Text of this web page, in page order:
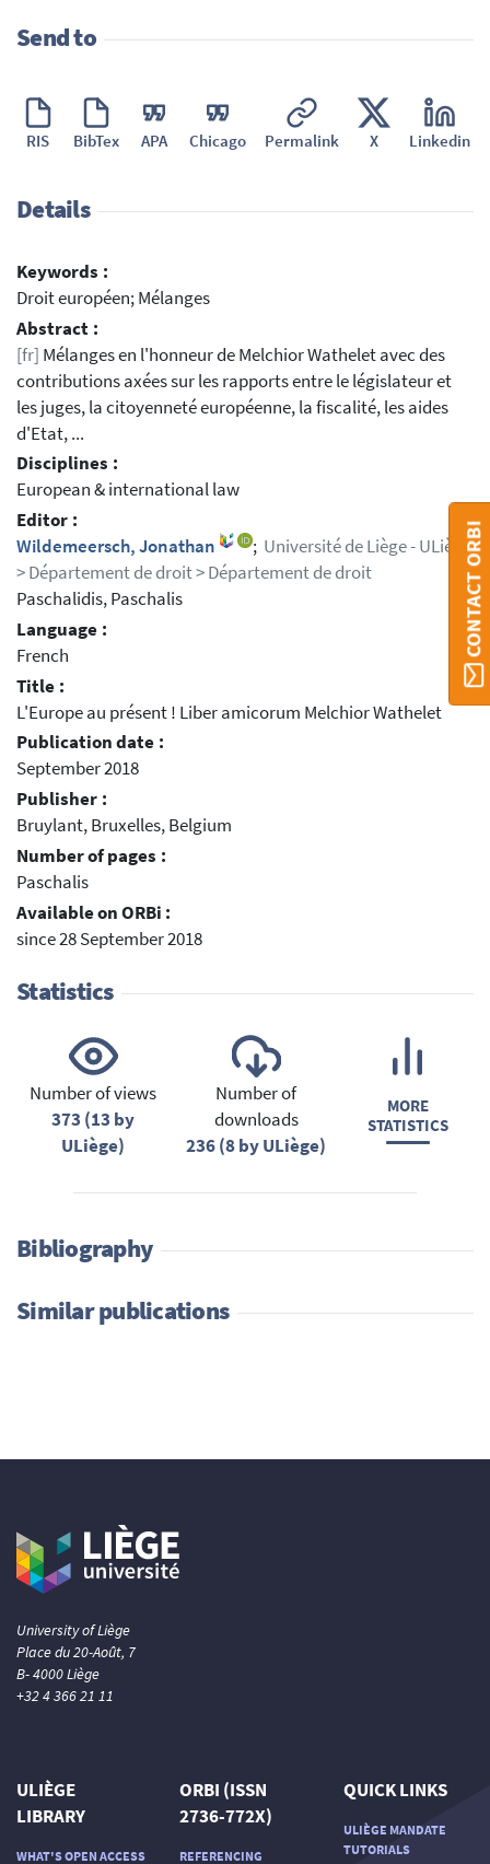
Send to
RIS BibTex APA Chicago Permalink X Linkedin
Details
Keywords :
Droit européen; Mélanges
Abstract :
[fr] Mélanges en l'honneur de Melchior Wathelet avec des
contributions axées sur les rapports entre le législateur et
les juges, la citoyenneté européenne, la fiscalité, les aides
d'Etat, ...
Disciplines :
European & international law
Editor :
Wildemeersch, Jonathan
; Université de Liège - ULiège
> Département de droit > Département de droit
Paschalidis, Paschalis
Language :
French
Title :
L'Europe au présent ! Liber amicorum Melchior Wathelet
Publication date :
September 2018
Publisher :
Bruylant, Bruxelles, Belgium
Number of pages :
Paschalis
Available on ORBi :
since 28 September 2018
Statistics
Number of views
373 (13 by
ULiège)
Number of
downloads
236 (8 by ULiège)
MORE
STATISTICS
Bibliography
Similar publications
CONTACT ORBI
University of Liège
Place du 20-Août, 7
B- 4000 Liège
+32 4 366 21 11
ULIÈGE
LIBRARY
WHAT'S OPEN ACCESS
ORBI (ISSN
2736-772X)
REFERENCING
QUICK LINKS
ULIÈGE MANDATE
TUTORIALS